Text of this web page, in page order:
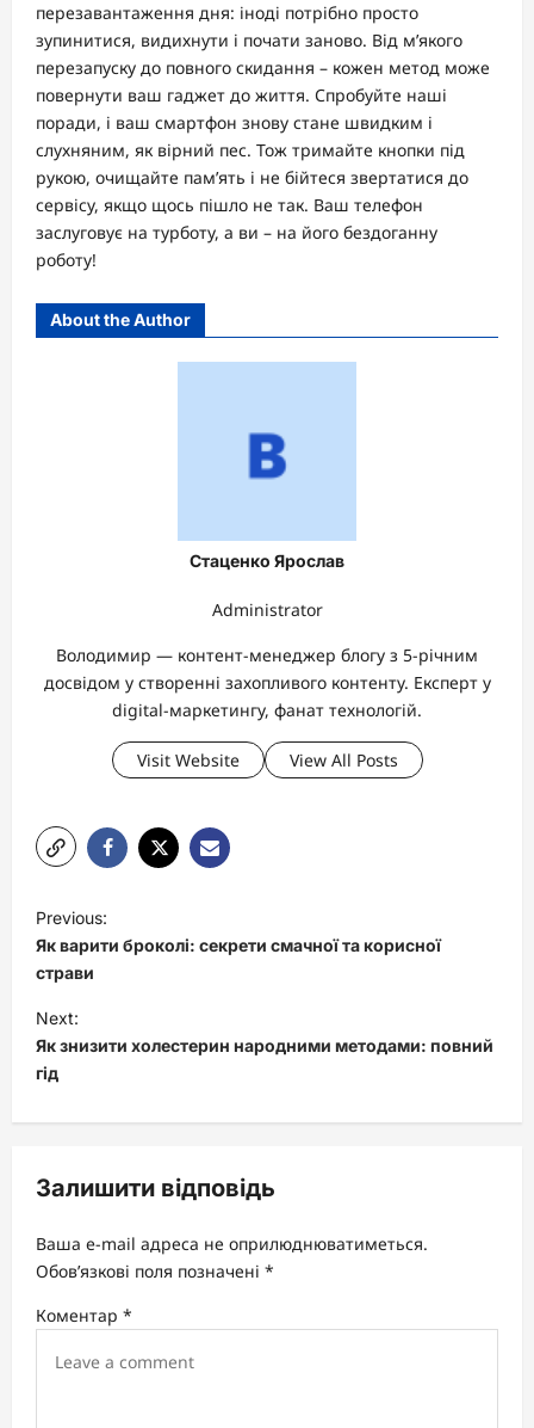
перезавантаження дня: іноді потрібно просто
зупинитися, видихнути і почати заново. Від м’якого
перезапуску до повного скидання – кожен метод може
повернути ваш гаджет до життя. Спробуйте наші
поради, і ваш смартфон знову стане швидким і
слухняним, як вірний пес. Тож тримайте кнопки під
рукою, очищайте пам’ять і не бійтеся звертатися до
сервісу, якщо щось пішло не так. Ваш телефон
заслуговує на турботу, а ви – на його бездоганну
роботу!
About the Author
Стаценко Ярослав
Administrator
Володимир — контент-менеджер блогу з 5-річним
досвідом у створенні захопливого контенту. Експерт у
digital-маркетингу, фанат технологій.
Visit Website View All Posts
o
s
t
n
a
v
g
a
t
i
Previous:
Як варити броколі: секрети смачної та корисної
страви
Next:
Як знизити холестерин народними методами: повний
гід
Залишити відповідь
Ваша e-mail адреса не оприлюднюватиметься.
Обов’язкові поля позначені *
Коментар *